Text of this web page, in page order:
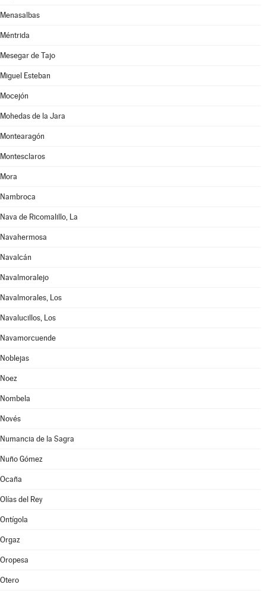
Menasalbas
Méntrida
Mesegar de Tajo
Miguel Esteban
Mocejón
Mohedas de la Jara
Montearagón
Montesclaros
Mora
Nambroca
Nava de Ricomalillo, La
Navahermosa
Navalcán
Navalmoralejo
Navalmorales, Los
Navalucillos, Los
Navamorcuende
Noblejas
Noez
Nombela
Novés
Numancia de la Sagra
Nuño Gómez
Ocaña
Olías del Rey
Ontígola
Orgaz
Oropesa
Otero